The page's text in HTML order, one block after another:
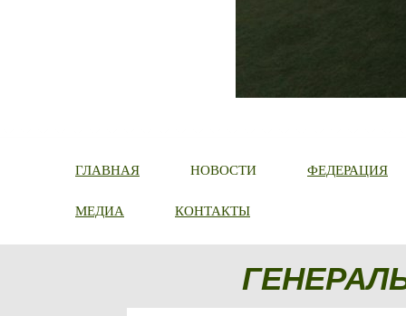
ГЛАВНАЯ НОВОСТИ ФЕДЕРАЦИЯ
МЕДИА КОНТАКТЫ